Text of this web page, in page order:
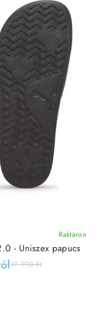
Raktáron
- Uniszex papucs
19 990 Ft